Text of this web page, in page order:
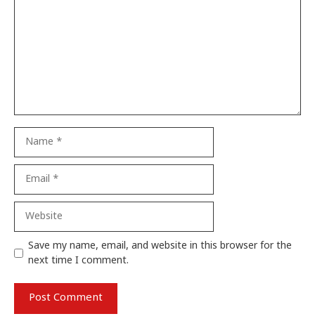
Save my name, email, and website in this browser for the
next time I comment.